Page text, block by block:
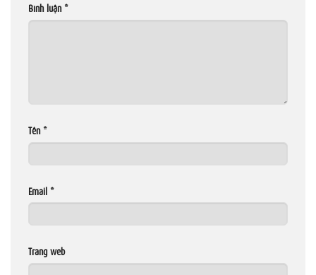
Bình luận *
Tên *
Email *
Trang web